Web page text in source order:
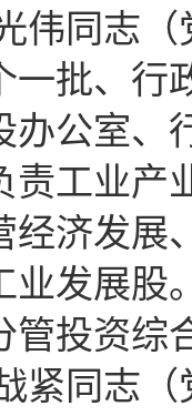
伟同志
一批、行
办公室、
责工业产
经济发展
业发展股
管投资综
紧同志